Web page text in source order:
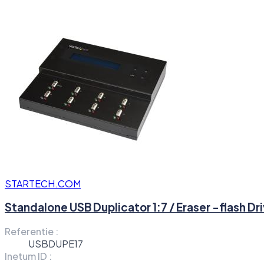
STARTECH.COM
Standalone USB Duplicator 1:7 / Eraser -flash
Referentie :
USBDUPE17
Inetum ID :